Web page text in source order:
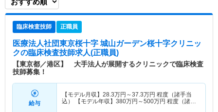
臨床検査技師 正職員
医療法人社団東京桜十字 城山ガーデン桜十字クリニッ
クの臨床検査技師求人(正職員)
【東京都／港区】 大手法人が展開するクリニックで臨床検査
技師募集！
給与
【モデル月収】 28.3万円～37.3万円 程度（諸手当
込） 【モデル年収】 380万円～500万円 程度（諸手